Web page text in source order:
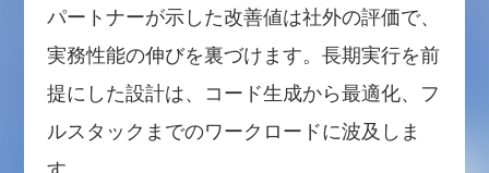
パートナーが示した改善値は社外の評価で、
実務性能の伸びを裏づけます。長期実行を前
提にした設計は、コード生成から最適化、フ
ルスタックまでのワークロードに波及しま